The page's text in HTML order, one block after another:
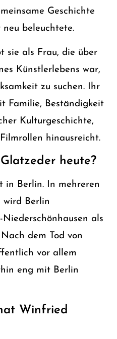
Geschichte
beleuchtete.
sie als Frau, die über
Künstlerlebens war,
zu suchen. Ihr
Familie, Beständigkeit
Kulturgeschichte,
hinausreicht.
heute?
in Berlin. In mehreren
wird Berlin
Niederschönhausen als
dem Tod von
vor allem
eng mit Berlin
Winfried